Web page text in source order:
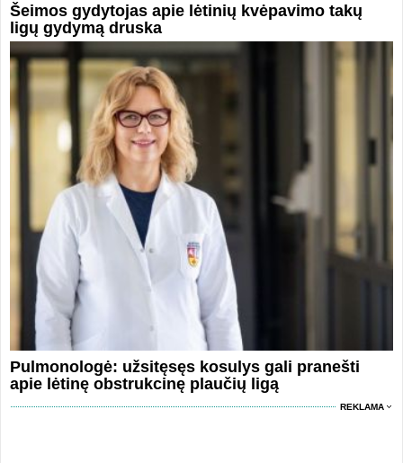
Šeimos gydytojas apie lėtinių kvėpavimo takų
ligų gydymą druska
Pulmonologė: užsitęsęs kosulys gali pranešti
apie lėtinę obstrukcinę plaučių ligą
REKLAMA